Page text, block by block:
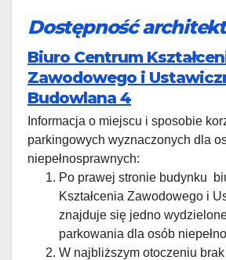
Dostępność
Biuro Centrum
Zawodowego i
Budowlana 4
Informacja o miejscu i sposobie
parkingowych wyznaczonych dla
niepełnosprawnych:
Po prawej stronie budynku
Kształcenia Zawodowego i
znajduje się jedno
parkowania dla osób
W najbliższym otoczeniu